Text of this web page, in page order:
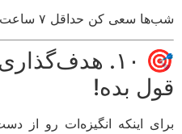
کن حداقل ۷ ساعت بخوابی. 🛏️😴
🎯 ۱۰.
بده!
اینکه انگیزه‌ات رو از دست